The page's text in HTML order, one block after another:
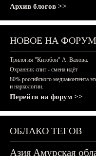
Архив блогов >>
НОВОЕ НА
Трилогия "Китобои" А. Вахова.
Охранник спит - смена идёт
80% российского медиаконтента
и наркологии.
Перейти на форум >>
ОБЛАКО ТЕГОВ
АзияАмурская